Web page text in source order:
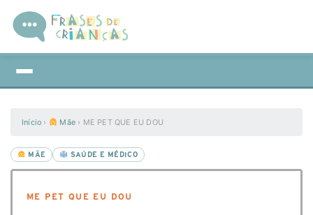
Início › Mãe › ME PET QUE EU DOU
MÃE SAÚDE E MÉDICO
ME PET QUE EU DOU